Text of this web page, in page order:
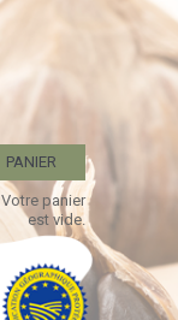
PANIER
Votre panier
est vide.